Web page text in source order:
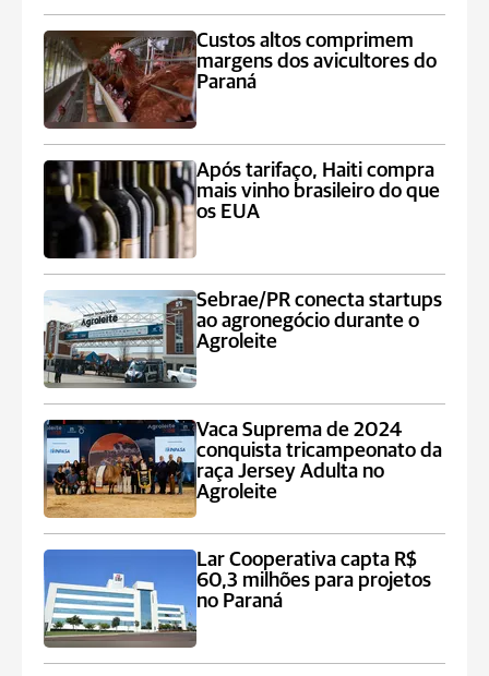
Custos altos comprimem
margens dos avicultores do
Paraná
Após tarifaço, Haiti compra
mais vinho brasileiro do que
os EUA
Sebrae/PR conecta startups
ao agronegócio durante o
Agroleite
Vaca Suprema de 2024
conquista tricampeonato da
raça Jersey Adulta no
Agroleite
Lar Cooperativa capta R$
60,3 milhões para projetos
no Paraná